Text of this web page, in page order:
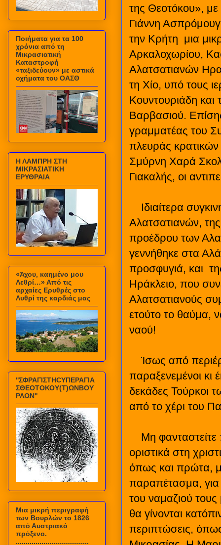
της Θεοτόκου»,
Γιάννη
την Κρήτη μια
Αρκαλοχωρίου,
Αλατσατιανών
τη Χίο, υπό τους
Κουντουριάδη
Βαρβασιού.
γραμματέας του
πλευράς
Σμύρνη Χαρά
Γιακαλής, οι
Ιδιαίτερα
Αλατσατιανών,
προέδρου των
γεννήθηκε στα
προσφυγιά, και
Ηράκλειο, που
Αλατσατιανούς
ετούτο το θαύμα,
ναού!
Ίσως από
παραξενεμένοι κι
δεκάδες Τούρκοι
από το χέρι του
Μη
οριστικά στη
όπως και πρώτα,
παραπέτασμα, για
του ναμαζιού τους
θα γίνονται
περιπτώσεις, όπως
Ποιήματα για τα 100
χρόνια από τη
Μικρασιατική
Καταστροφή
«ταξιδεύουν» με αστικά
οχήματα του ΟΑΣΘ
Η ΛΑΜΠΡΗ ΣΤΗ
ΜΙΚΡΑΣΙΑΤΙΚΗ
ΕΡΥΘΡΑΙΑ
«Άχου, καημένο μου
Λεθρί…» Από τις
αρχαίες Ερυθρές στο
Λυθρί της καρδιάς μας
''ΣΦΡΑΓΙΣΤΗCΥΠΕΡΑΓΙΑ
ΣΘΕΟΤΟΚΟΥ(Τ)ΩΝΒΟΥ
ΡΛΩΝ''
Mια μικρή περιγραφή
των Βουρλών το 1826
από Αυστριακό
πρόξενο.
.....................................